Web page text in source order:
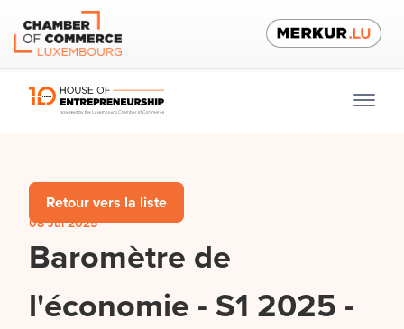
Retour vers la liste
08 Jul 2025
Baromètre de
l'économie - S1 2025 -